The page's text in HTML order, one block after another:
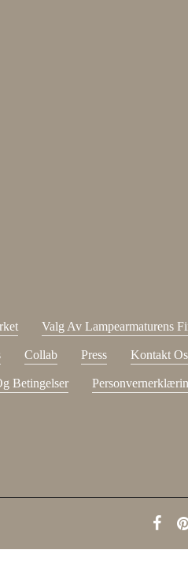
Valg Av Lampearmaturens
Collab Press Kontakt
Betingelser